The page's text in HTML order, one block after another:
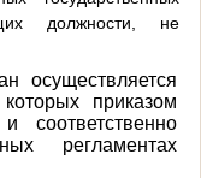
должности, не
осуществляется
приказом
соответственно
регламентах